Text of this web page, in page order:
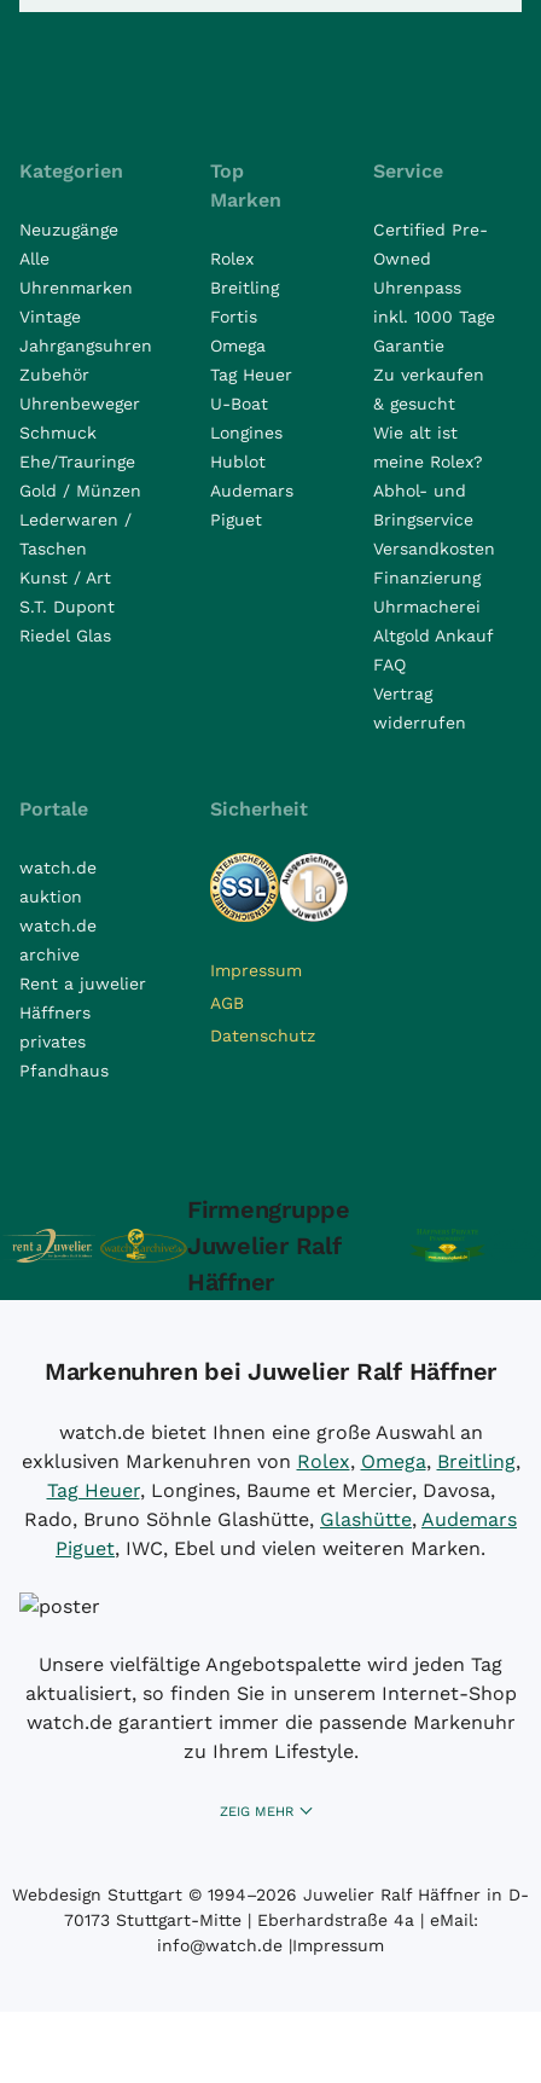
Kategorien
Neuzugänge
Alle
Uhrenmarken
Vintage
Jahrgangsuhren
Zubehör
Uhrenbeweger
Schmuck
Ehe/Trauringe
Gold / Münzen
Lederwaren /
Taschen
Kunst / Art
S.T. Dupont
Riedel Glas
Top
Marken
Rolex
Breitling
Fortis
Omega
Tag Heuer
U-Boat
Longines
Hublot
Audemars
Piguet
Service
Certified Pre-
Owned
Uhrenpass
inkl. 1000 Tage
Garantie
Zu verkaufen
& gesucht
Wie alt ist
meine Rolex?
Abhol- und
Bringservice
Versandkosten
Finanzierung
Uhrmacherei
Altgold Ankauf
FAQ
Vertrag
widerrufen
Portale
watch.de
auktion
watch.de
archive
Rent a juwelier
Häffners
privates
Pfandhaus
Sicherheit
Impressum
AGB
Datenschutz
Firmengruppe
Juwelier Ralf
Häffner
Markenuhren bei Juwelier Ralf Häffner
watch.de bietet Ihnen eine große Auswahl an
exklusiven Markenuhren von Rolex, Omega, Breitling,
Tag Heuer, Longines, Baume et Mercier, Davosa,
Rado, Bruno Söhnle Glashütte, Glashütte, Audemars
Piguet, IWC, Ebel und vielen weiteren Marken.
Unsere vielfältige Angebotspalette wird jeden Tag
aktualisiert, so finden Sie in unserem Internet-Shop
watch.de garantiert immer die passende Markenuhr
zu Ihrem Lifestyle.
ZEIG MEHR
Webdesign Stuttgart © 1994­–2026 Juwelier Ralf Häffner in D-
70173 Stuttgart-Mitte | Eberhardstraße 4a | eMail:
info@watch.de |Impressum